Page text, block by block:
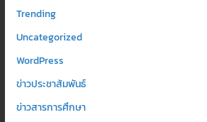
Trending
Uncategorized
WordPress
ข่าวประชาสัมพันธ์
ข่าวสารการศึกษา